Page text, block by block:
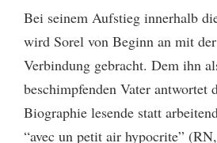
Bei seinem Aufstieg innerhalb
wird Sorel von Beginn an mit
Verbindung gebracht. Dem ihn
beschimpfenden Vater antwortet
Biographie lesende statt
“avec un petit air hypocrite”